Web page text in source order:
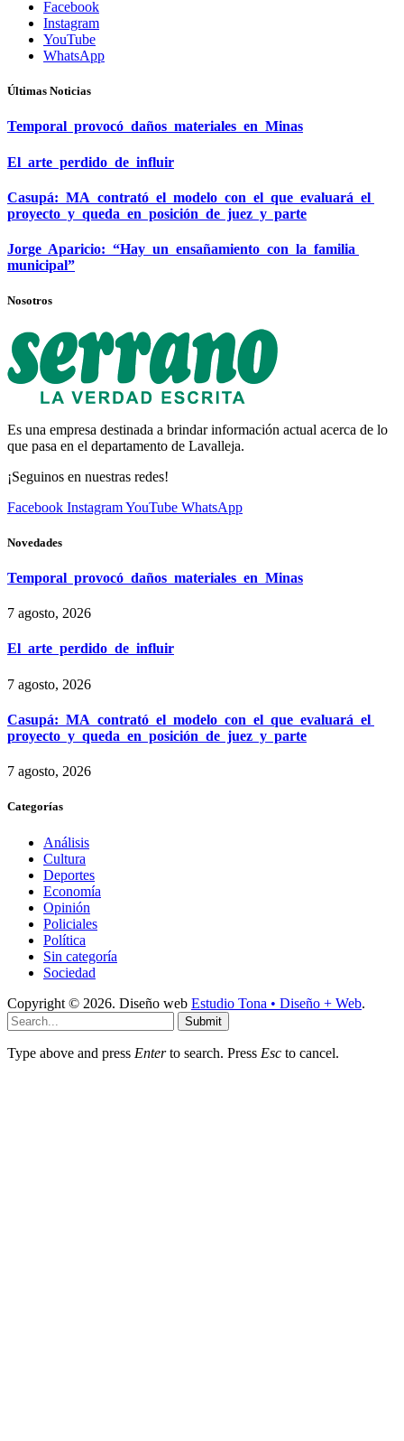
Facebook
Instagram
YouTube
WhatsApp
Últimas Noticias
Temporal provocó daños materiales en Minas
El arte perdido de influir
Casupá: MA contrató el modelo con el que evaluará el
proyecto y queda en posición de juez y parte
Jorge Aparicio: “Hay un ensañamiento con la familia
municipal”
Nosotros
Es una empresa destinada a brindar información actual acerca de lo
que pasa en el departamento de Lavalleja.
¡Seguinos en nuestras redes!
Facebook InstagramYouTube WhatsApp
Novedades
Temporal provocó daños materiales en Minas
7 agosto, 2026
El arte perdido de influir
7 agosto, 2026
Casupá: MA contrató el modelo con el que evaluará el
proyecto y queda en posición de juez y parte
7 agosto, 2026
Categorías
Análisis
Cultura
Deportes
Economía
Opinión
Policiales
Política
Sin categoría
Sociedad
Copyright © 2026. Diseño web Estudio Tona • Diseño + Web.
Submit
Type above and press Enterto search. Press Esc to cancel.